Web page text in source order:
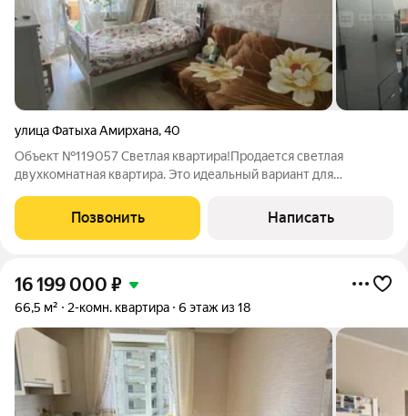
улица Фатыха Амирхана,40
Объект №119057 Светлая квартира!Продается светлая
двухкомнатная квартира. Это идеальный вариант для
востребованном, развитом и престижном месте Ново-
Савиновского района. Окна квартиры расположены на
Позвонить Написать
16 199 000 ₽
66,5 м² 2-комн. квартира 6 этаж из 18